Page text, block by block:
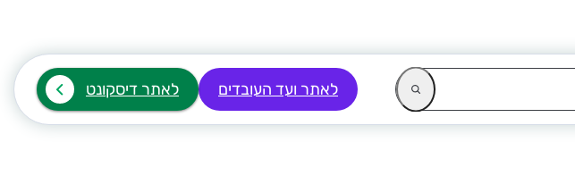
לאתר ועד העובדים לאתר דיסקונט